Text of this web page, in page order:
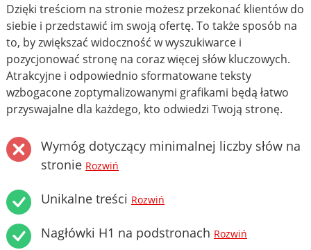
Dzięki treściom na stronie możesz przekonać klientów do
siebie i przedstawić im swoją ofertę. To także sposób na
to, by zwiększać widoczność w wyszukiwarce i
pozycjonować stronę na coraz więcej słów kluczowych.
Atrakcyjne i odpowiednio sformatowane teksty
wzbogacone zoptymalizowanymi grafikami będą łatwo
przyswajalne dla każdego, kto odwiedzi Twoją stronę.
Wymóg dotyczący minimalnej liczby słów na
stronie Rozwiń
Unikalne treści Rozwiń
Nagłówki H1 na podstronach Rozwiń